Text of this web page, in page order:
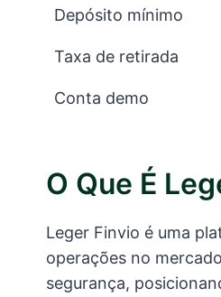
Depósito mínimo
Taxa de retirada
Conta demo
O Que É
Leger Finvio é uma
operações no
segurança,